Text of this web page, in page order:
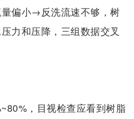
偏小→反洗流速不够，树
力和压降，三组数据交叉
，目视检查应看到树脂